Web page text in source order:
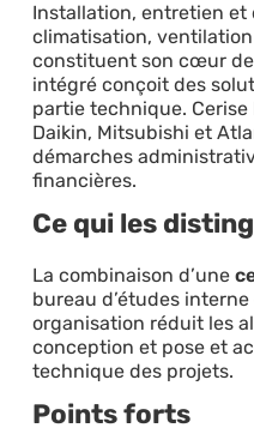
Installation, entretien et
climatisation,
constituent son cœur de
intégré conçoit des
partie technique.
Daikin, Mitsubishi et
démarches
financières.
Ce qui les
La combinaison d’une
bureau d’études
organisation réduit les
conception et pose et
technique des projets.
Points forts